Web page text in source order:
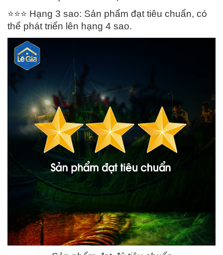
⭐️⭐️⭐️ Hạng 3 sao: Sản phẩm đạt tiêu chuẩn, có
thể phát triển lên hạng 4 sao.